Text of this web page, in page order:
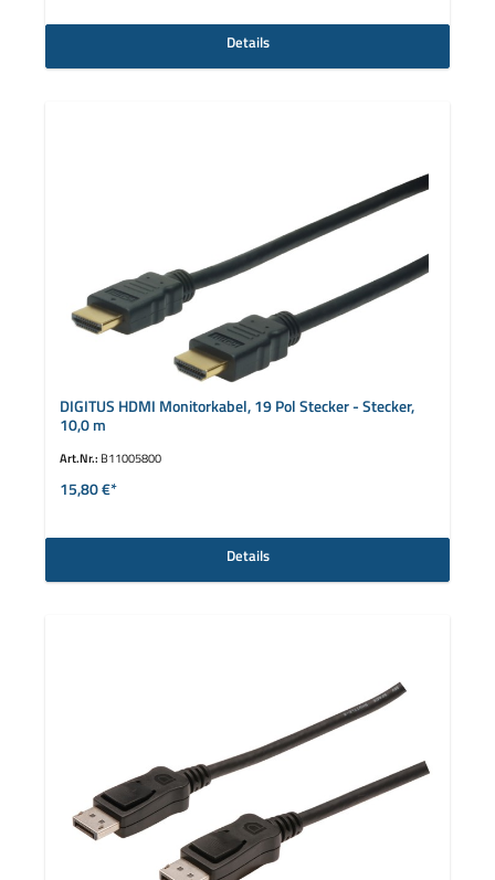
Details
DIGITUS HDMI Monitorkabel, 19 Pol Stecker - Stecker,
10,0 m
Art.Nr.: B11005800
15,80 €*
Details